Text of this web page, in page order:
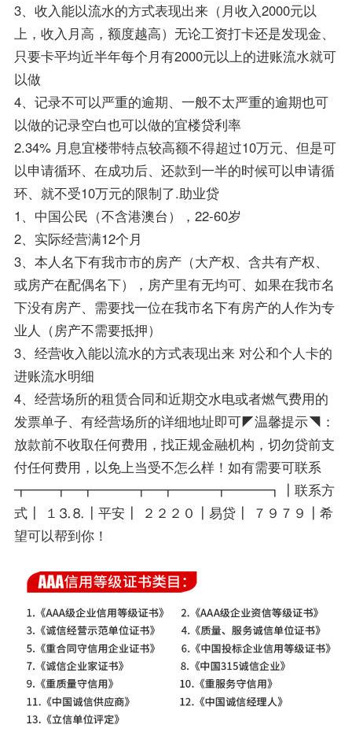
3、收入能以流水的方式表现出来（月收入2000元以
上，收入月高，额度越高）无论工资打卡还是发现金、
只要卡平均近半年每个月有2000元以上的进账流水就可
以做
4、记录不可以严重的逾期、一般不太严重的逾期也可
以做的记录空白也可以做的宜楼贷利率
2.34% 月息宜楼带特点较高额不得超过10万元、但是可
以申请循环、在成功后、还款到一半的时候可以申请循
环、就不受10万元的限制了.助业贷
1、中国公民（不含港澳台），22-60岁
2、实际经营满12个月
3、本人名下有我市市的房产（大产权、含共有产权、
或房产在配偶名下），房产里有无均可、如果在我市名
下没有房产、需要找一位在我市名下有房产的人作为专
业人（房产不需要抵押）
3、经营收入能以流水的方式表现出来 对公和个人卡的
进账流水明细
4、经营场所的租赁合同和近期交水电或者燃气费用的
发票单子、有经营场所的详细地址即可◤温馨提示◥：
放款前不收取任何费用，找正规金融机构，切勿贷前支
付任何费用，以免上当受不怎么样！如有需要可联系
┳━━┳━┳━━━┳━┳━━━┳━━━┓┃联系方
式┃ １⒊⒏┃平安┃ ２２２０┃易贷┃ ７９７９┃希
望可以帮到你！